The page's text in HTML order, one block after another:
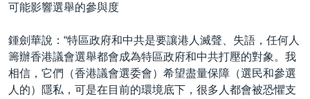
可能影響選舉的參與度
鍾劍華說：“特區政府和中共是要讓港人滅聲、失語，任何人
籌辦香港議會選舉都會成為特區政府和中共打壓的對象。我
相信，它們（香港議會選委會）希望盡量保障（選民和參選
人的）隱私，可是在目前的環境底下，很多人都會被恐懼支